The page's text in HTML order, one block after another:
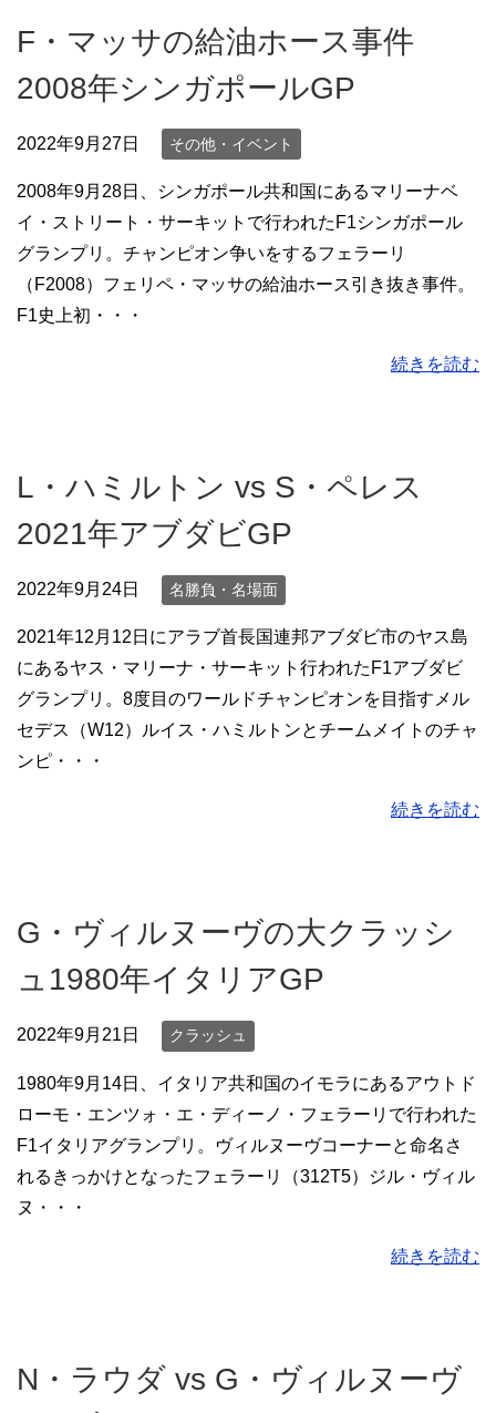
F・マッサの給油ホース事件
2008年シンガポールGP
2022年9月27日 その他・イベント
2008年9月28日、シンガポール共和国にあるマリーナベ
イ・ストリート・サーキットで行われたF1シンガポール
グランプリ。チャンピオン争いをするフェラーリ
（F2008）フェリペ・マッサの給油ホース引き抜き事件。
F1史上初・・・
続きを読む
L・ハミルトン vs S・ペレス
2021年アブダビGP
2022年9月24日 名勝負・名場面
2021年12月12日にアラブ首長国連邦アブダビ市のヤス島
にあるヤス・マリーナ・サーキット行われたF1アブダビ
グランプリ。8度目のワールドチャンピオンを目指すメル
セデス（W12）ルイス・ハミルトンとチームメイトのチャ
ンピ・・・
続きを読む
G・ヴィルヌーヴの大クラッシ
ュ1980年イタリアGP
2022年9月21日 クラッシュ
1980年9月14日、イタリア共和国のイモラにあるアウトド
ローモ・エンツォ・エ・ディーノ・フェラーリで行われた
F1イタリアグランプリ。ヴィルヌーヴコーナーと命名さ
れるきっかけとなったフェラーリ（312T5）ジル・ヴィル
ヌ・・・
続きを読む
N・ラウダ vs G・ヴィルヌーヴ